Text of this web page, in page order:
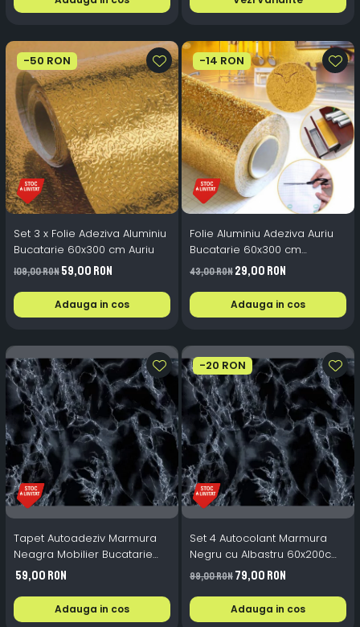
-50 RON
Set 3 x Folie Adeziva Aluminiu
Bucatarie 60x300 cm Auriu
109,00 RON59,00 RON
Adauga in cos
-14 RON
Folie Aluminiu Adeziva Auriu
Bucatarie 60x300 cm
Autocolanta
43,00 RON29,00 RON
Adauga in cos
Tapet Autoadeziv Marmura
Neagra Mobilier Bucatarie
Set 2 Folii Impermeabile
60x200 cm
59,00 RON
Adauga in cos
-20 RON
Set 4 Autocolant Marmura
Negru cu Albastru 60x200cm
Autoadeziv Mobila
99,00 RON79,00 RON
Adauga in cos